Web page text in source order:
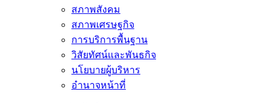
สภาพสังคม
สภาพเศรษฐกิจ
การบริการพื้นฐาน
วิสัยทัศน์และพันธกิจ
นโยบายผู้บริหาร
อํานาจหน้าที่